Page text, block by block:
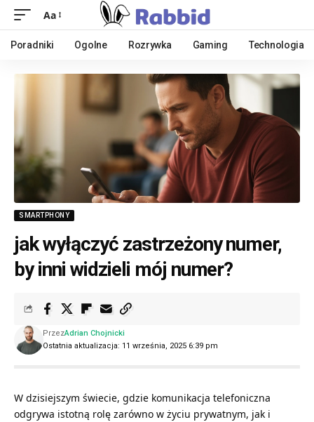
Aa
Poradniki Ogolne Rozrywka Gaming Technologia
SMARTPHONY
jak wyłączyć zastrzeżony numer,
by inni widzieli mój numer?
Ostatnia aktualizacja: 11 września, 2025 6:39 pm
PrzezAdrian Chojnicki
W dzisiejszym świecie, gdzie komunikacja telefoniczna
odgrywa istotną rolę zarówno w życiu prywatnym, jak i